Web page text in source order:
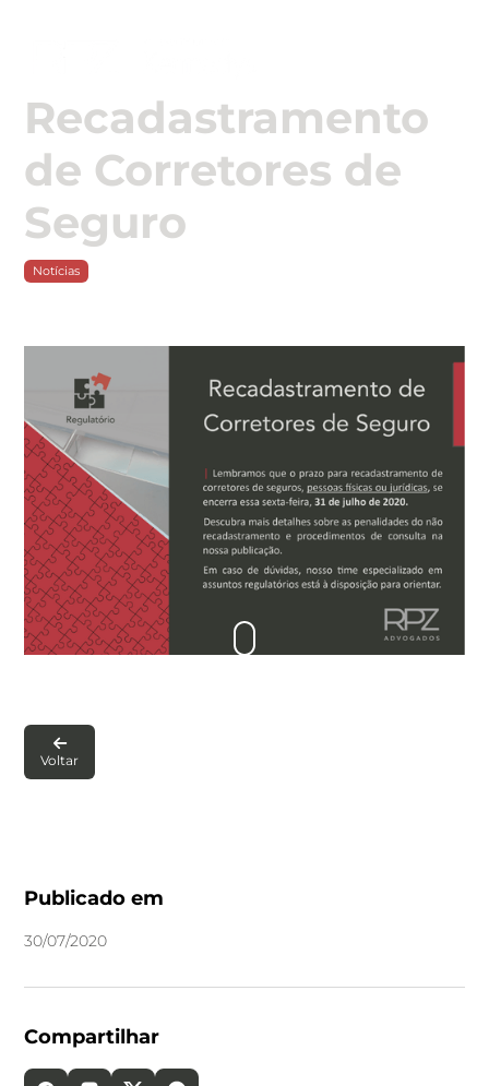
Recadastramento
de Corretores de
Seguro
Notícias

Voltar
Publicado em
30/07/2020
Compartilhar